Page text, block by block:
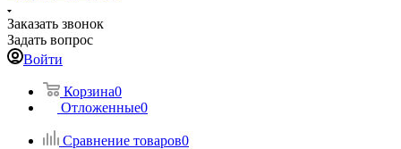
Заказать звонок
Задать вопрос
Войти
Корзина0
Отложенные0
Сравнение товаров0